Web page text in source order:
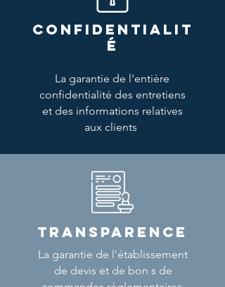
CONFIDENTIALIT
É
La garantie de l'entière
confidentialité des entretiens
et des informations relatives
aux clients
TRANSPARENCE
La garantie de l'établissement
de devis et de bon s de